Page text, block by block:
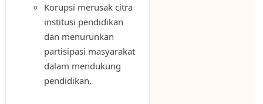
Korupsi merusak citra
institusi pendidikan
dan menurunkan
partisipasi masyarakat
dalam mendukung
pendidikan.